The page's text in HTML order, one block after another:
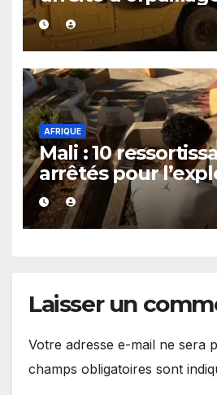
clandestin
exploité par le
AFRIQUE
Mali : 10
arrêtés pour
présumée d’un
clandestin
Laisser un
Votre adresse e-mail ne sera
champs obligatoires sont